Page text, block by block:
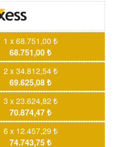
1 x 68.751,00 ₺
68.751,00 ₺
2 x 34.812,54 ₺
69.625,08 ₺
3 x 23.624,82 ₺
70.874,47 ₺
6 x 12.457,29 ₺
74.743,75 ₺